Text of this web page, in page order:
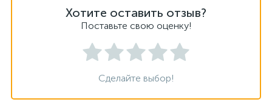
Хотите оставить отзыв?
Поставьте свою оценку!
Сделайте выбор!